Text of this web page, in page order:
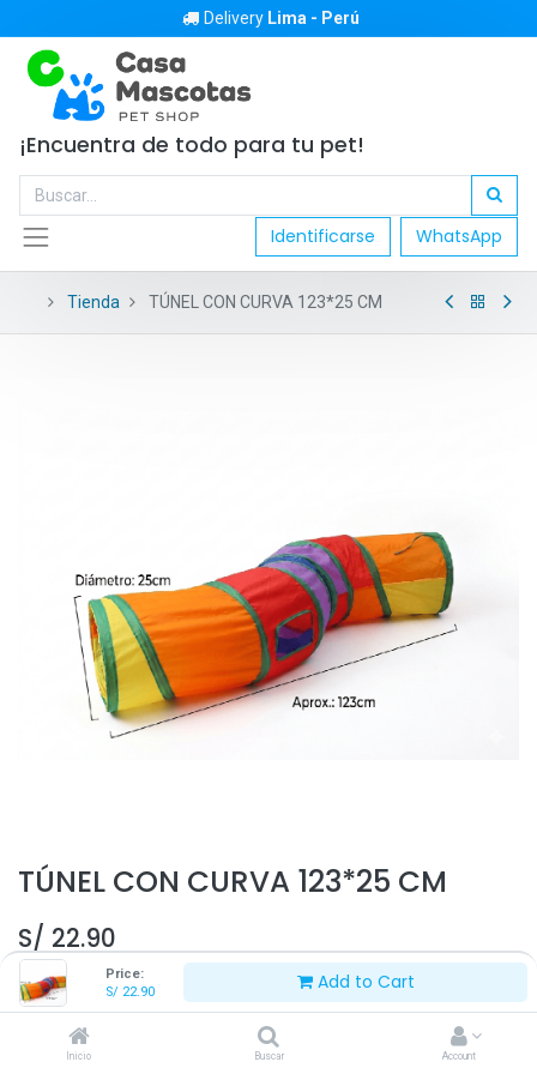
Price:
S/ 22.90 Add to Cart
Inicio Buscar Account
Delivery Lima - Perú
¡Encuentra de todo para tu pet!
Identificarse WhatsApp
Tienda TÚNEL CON CURVA 123*25 CM
TÚNEL CON CURVA 123*25 CM
S/ 22.90